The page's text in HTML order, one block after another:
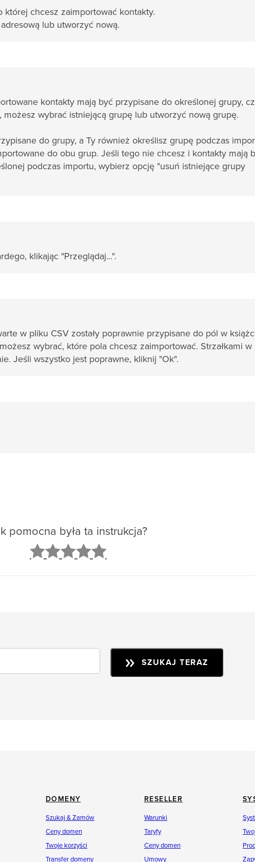
której chcesz zaimportować kontakty.
lub utworzyć nową.
kontakty mają być przypisane do określonej grupy,
wybrać istniejącą grupę lub utworzyć nową grupę.
do grupy, a Ty również określisz grupę podczas
do obu grup. Jeśli tego nie chcesz i kontakty mają
podczas importu, wybierz opcję "usuń istniejące grupy
klikając "Przeglądaj...".
w pliku CSV zostały poprawnie przypisane do pól w
wybrać, które pola chcesz zaimportować. Strzałkami w
Jeśli wszystko jest poprawne, kliknij "Ok".
pomocna była ta instrukcja?
SZUKAJ TERAZ
DOMENY
Szukaj & Zamów
Ceny domen
Twoje korzyści
Transfer domeny
RESELLER
Warunki
Taryfy
Ceny domen
Umowy